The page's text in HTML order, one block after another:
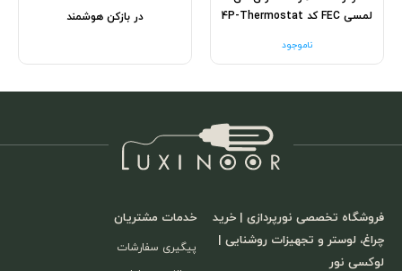
لمسی FEC کد 4P-Thermostat
ناموجود
در بازکن هوشمند
فروشگاه تخصصی نورپردازی | خرید
چراغ، لوستر و تجهیزات روشنایی |
لوکسی نور
خدمات مشتریان
پیگیری سفارشات